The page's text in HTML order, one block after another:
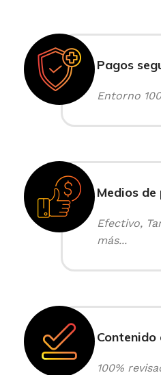
Pagos
Entorno
Medios de
Efectivo,
más...
100%